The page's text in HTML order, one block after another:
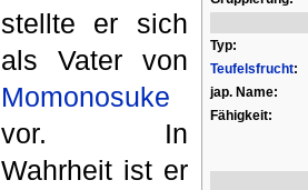
Typ:
Teufelsfrucht:
jap. Name:
Fähigkeit:
stellte er sich
als Vater von
Momonosuke
vor. In
Wahrheit ist er